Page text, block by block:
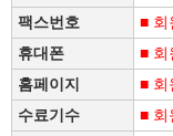
팩스번호
■ 회
휴대폰
■ 회
홈페이지
■ 회
수료기수
■ 회